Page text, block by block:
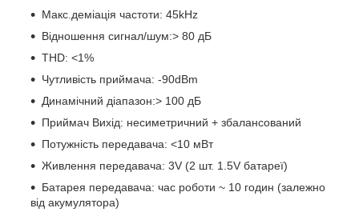
Макс.деміація частоти: 45kHz
Відношення сигнал/шум:> 80 дБ
THD: <1%
Чутливість приймача: -90dBm
Динамічний діапазон:> 100 дБ
Приймач Вихід: несиметричний + збалансований
Потужність передавача: <10 мВт
Живлення передавача: 3V (2 шт. 1.5V батареї)
Батарея передавача: час роботи ~ 10 годин (залежно
від акумулятора)